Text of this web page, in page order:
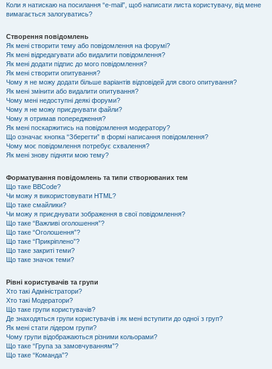
Коли я натискаю на посилання “e-mail”, щоб написати листа користувачу, від мене
вимагається залогуватись?
Створення повідомлень
Як мені створити тему або повідомлення на форумі?
Як мені відредагувати або видалити повідомлення?
Як мені додати підпис до мого повідомлення?
Як мені створити опитування?
Чому я не можу додати більше варіантів відповідей для свого опитування?
Як мені змінити або видалити опитування?
Чому мені недоступні деякі форуми?
Чому я не можу приєднувати файли?
Чому я отримав попередження?
Як мені поскаржитись на повідомлення модератору?
Що означає кнопка “Зберегти” в формі написання повідомлення?
Чому моє повідомлення потребує схвалення?
Як мені знову підняти мою тему?
Форматування повідомлень та типи створюваних тем
Що таке BBCode?
Чи можу я використовувати HTML?
Що таке смайлики?
Чи можу я приєднувати зображення в свої повідомлення?
Що таке “Важливі оголошення”?
Що таке “Оголошення”?
Що таке “Прикріплено”?
Що таке закриті теми?
Що таке значок теми?
Рівні користувачів та групи
Хто такі Адміністратори?
Хто такі Модератори?
Що таке групи користувачів?
Де знаходяться групи користувачів і як мені вступити до одної з груп?
Як мені стати лідером групи?
Чому групи відображаються різними кольорами?
Що таке “Група за замовчуванням”?
Що таке “Команда”?